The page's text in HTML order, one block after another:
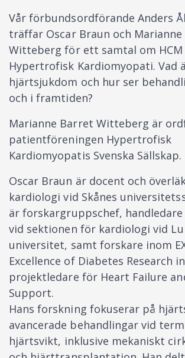
Vår förbundsordförande Anders
träffar Oscar Braun och
Witteberg för ett samtal om HCM
Hypertrofisk Kardiomyopati. Vad
hjärtsjukdom och hur ser
och i framtiden?
Marianne Barret Witteberg är
patientföreningen Hypertrofisk
Kardiomyopatis Svenska Sällskap.
Oscar Braun är docent och
kardiologi vid Skånes
är forskargruppschef,
vid sektionen för kardiologi vid
universitet, samt forskare inom
Excellence of Diabetes Research
projektledare för Heart Failure
Support.
Hans forskning fokuserar på
avancerade behandlingar vid
hjärtsvikt, inklusive mekaniskt